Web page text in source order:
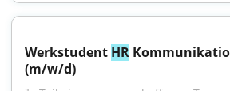
Werkstudent HR
(m/w/d)